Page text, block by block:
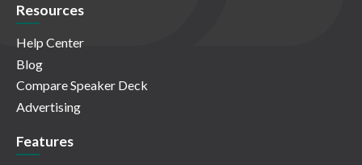
Resources
Help Center
Blog
Compare Speaker Deck
Advertising
Features